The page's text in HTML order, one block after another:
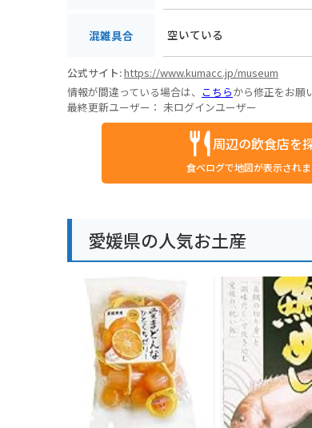
混雑具合 空いている
公式サイト:https://www.kumacc.jp/museum
情報が間違っている場合は、 こちらから修正をお願
最終更新ユーザー： 未ログインユーザー
周辺の飲食店を
食べログで地図が表示されま
愛媛県の人気お土産